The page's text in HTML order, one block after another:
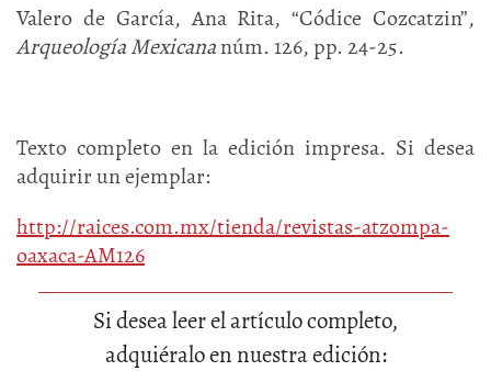
Valero de García, Ana Rita, “Códice Cozcatzin”,
Arqueología Mexicananúm. 126, pp. 24-25.
Texto completo en la edición impresa. Si desea
adquirir un ejemplar:
http://raices.com.mx/tienda/revistas-atzompa-
oaxaca-AM126
Si desea leer el artículo completo,
adquiéralo en nuestra edición: